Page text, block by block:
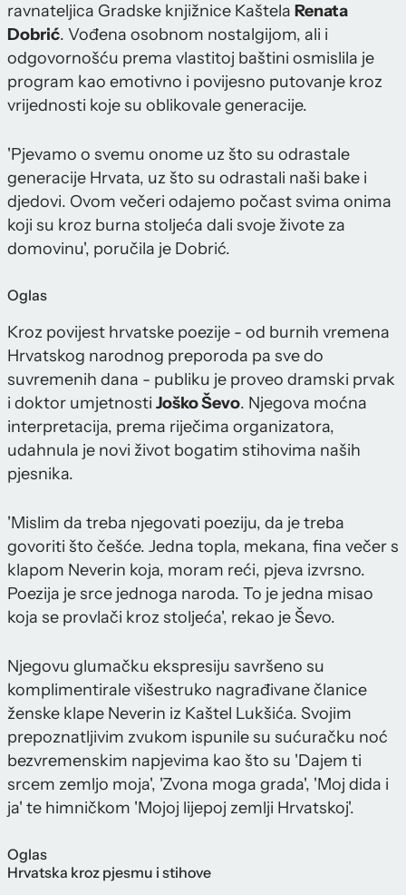
ravnateljica Gradske knjižnice Kaštela Renata
Dobrić. Vođena osobnom nostalgijom, ali i
odgovornošću prema vlastitoj baštini osmislila je
program kao emotivno i povijesno putovanje kroz
vrijednosti koje su oblikovale generacije.
'Pjevamo o svemu onome uz što su odrastale
generacije Hrvata, uz što su odrastali naši bake i
djedovi. Ovom večeri odajemo počast svima onima
koji su kroz burna stoljeća dali svoje živote za
domovinu', poručila je Dobrić.
Oglas
Kroz povijest hrvatske poezije - od burnih vremena
Hrvatskog narodnog preporoda pa sve do
suvremenih dana - publiku je proveo dramski prvak
i doktor umjetnosti Joško Ševo. Njegova moćna
interpretacija, prema riječima organizatora,
udahnula je novi život bogatim stihovima naših
pjesnika.
'Mislim da treba njegovati poeziju, da je treba
govoriti što češće. Jedna topla, mekana, fina večer s
klapom Neverin koja, moram reći, pjeva izvrsno.
Poezija je srce jednoga naroda. To je jedna misao
koja se provlači kroz stoljeća', rekao je Ševo.
Njegovu glumačku ekspresiju savršeno su
komplimentirale višestruko nagrađivane članice
ženske klape Neverin iz Kaštel Lukšića. Svojim
prepoznatljivim zvukom ispunile su sućuračku noć
bezvremenskim napjevima kao što su 'Dajem ti
srcem zemljo moja', 'Zvona moga grada', 'Moj dida i
ja' te himničkom 'Mojoj lijepoj zemlji Hrvatskoj'.
Oglas
Hrvatska kroz pjesmu i stihove